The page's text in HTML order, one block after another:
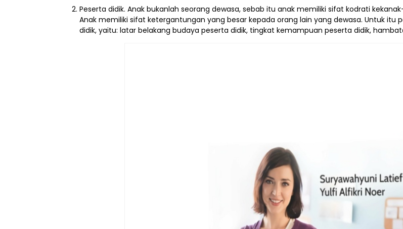
Peserta didik. Anak bukanlah seorang dewasa, sebab itu anak memiliki sifat kodrati
Anak memiliki sifat ketergantungan yang besar kepada orang lain yang dewasa. Untuk
didik, yaitu: latar belakang budaya peserta didik, tingkat kemampuan peserta didik,